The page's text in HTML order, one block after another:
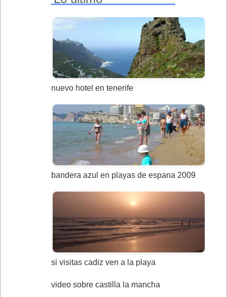
nuevo hotel en tenerife
bandera azul en playas de espana 2009
si visitas cadiz ven a la playa
video sobre castilla la mancha